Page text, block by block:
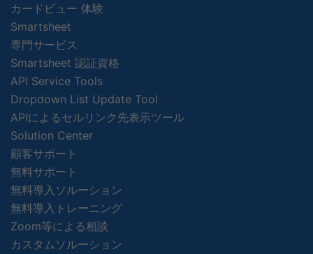
カードビュー 体験
Smartsheet
専門サービス
Smartsheet 認証資格
API Service Tools
Dropdown List Update Tool
APIによるセルリンク先表示ツール
Solution Center
顧客サポート
無料サポート
無料導入ソルーション
無料導入トレーニング
Zoom等による相談
カスタムソルーション